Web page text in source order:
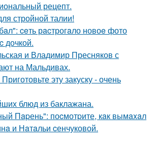
рецепт.
стройной талии!
ceть рacтрогaло новоe фото
дочкой.
и Владимир Пресняков с
на Мальдивах.
эту закуску - очень
блюд из баклажана.
Пapень": поcмотpите, кaк вымaxaл
и Нaтaльи cенчуковой.